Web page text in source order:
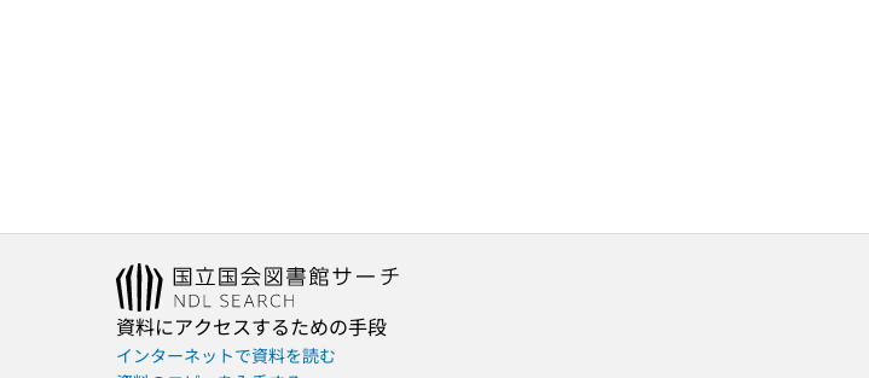
資料にアクセスするための手段
インターネットで資料を読む